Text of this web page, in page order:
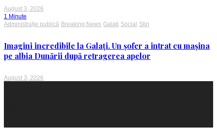
August 3, 2026
1 Minute
Administrație publică Breaking News Galati Social Stiri
Imagini incredibile la Galați. Un șofer a intrat cu mașina
pe albia Dunării după retragerea apelor
August 3, 2026